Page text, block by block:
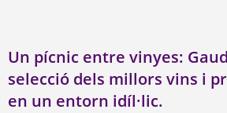
Un pícnic entre vinyes:
selecció dels millors vins i
en un entorn idíl·lic.